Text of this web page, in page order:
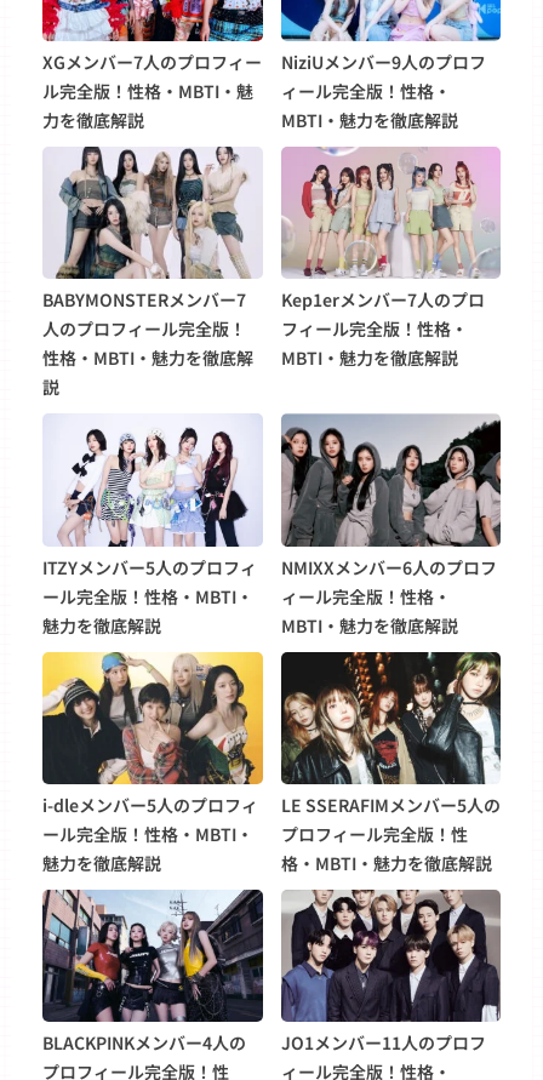
XGメンバー7人のプロフィー
ル完全版！性格・MBTI・魅
力を徹底解説
NiziUメンバー9人のプロフ
ィール完全版！性格・
MBTI・魅力を徹底解説
BABYMONSTERメンバー7
人のプロフィール完全版！
性格・MBTI・魅力を徹底解
説
Kep1erメンバー7人のプロ
フィール完全版！性格・
MBTI・魅力を徹底解説
ITZYメンバー5人のプロフィ
ール完全版！性格・MBTI・
魅力を徹底解説
NMIXXメンバー6人のプロフ
ィール完全版！性格・
MBTI・魅力を徹底解説
i-dleメンバー5人のプロフィ
ール完全版！性格・MBTI・
魅力を徹底解説
LE SSERAFIMメンバー5人の
プロフィール完全版！性
格・MBTI・魅力を徹底解説
BLACKPINKメンバー4人の
プロフィール完全版！性
JO1メンバー11人のプロフ
ィール完全版！性格・